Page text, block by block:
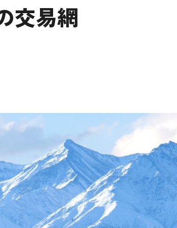
交易網